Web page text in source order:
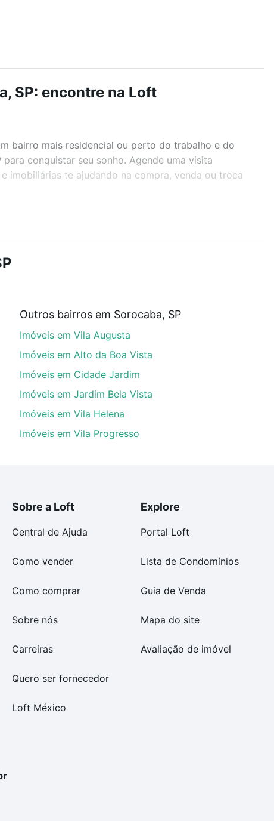
SP: encontre na Loft
bairro mais residencial ou perto do trabalho e do
conquistar seu sonho. Agende uma visita
imobiliárias te ajudando na compra, venda ou troca
os filtros como quantidade de quartos, suítes, com
salão de festas ou área verde e encontrar
custam a partir de R$ 0 e com nossas opções de
envolvidos no processo de compra, veja em nosso
e conforto. Loft, com você até as chaves.
Outros bairros em Sorocaba, SP
Imóveis em Vila Augusta
Imóveis em Alto da Boa Vista
Imóveis em Cidade Jardim
Imóveis em Jardim Bela Vista
Imóveis em Vila Helena
Imóveis em Vila Progresso
Sobre a Loft
Central de Ajuda
Como vender
Como comprar
Sobre nós
Carreiras
Quero ser fornecedor
Loft México
Explore
Portal Loft
Lista de Condomínios
Guia de Venda
Mapa do site
Avaliação de imóvel